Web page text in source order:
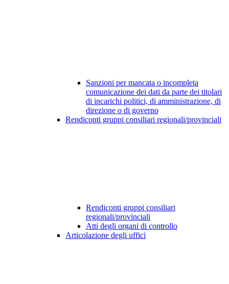
Sanzioni per mancata o incompleta
comunicazione dei dati da parte dei titolari
di incarichi politici, di amministrazione, di
direzione o di governo
Rendiconti gruppi consiliari regionali/provinciali
Rendiconti gruppi consiliari
regionali/provinciali
Atti degli organi di controllo
Articolazione degli uffici